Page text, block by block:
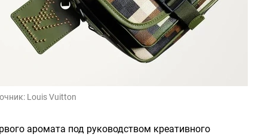
Louis Vuitton
аромата под руководством креативного